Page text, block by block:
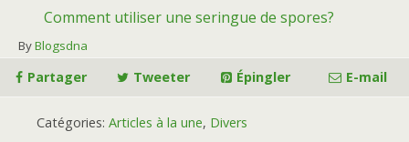
Comment utiliser une seringue de spores?
ByBlogsdna
Partager Tweeter Épingler E-mail
Catégories: Articles à la une, Divers